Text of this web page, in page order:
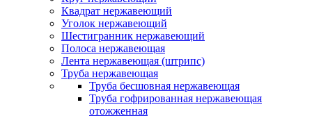
Квадрат нержавеющий
Уголок нержавеющий
Шестигранник нержавеющий
Полоса нержавеющая
Лента нержавеющая (штрипс)
Труба нержавеющая
Труба бесшовная нержавеющая
Труба гофрированная нержавеющая
отожженная